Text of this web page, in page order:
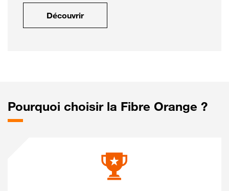
Découvrir
Pourquoi choisir la Fibre Orange ?